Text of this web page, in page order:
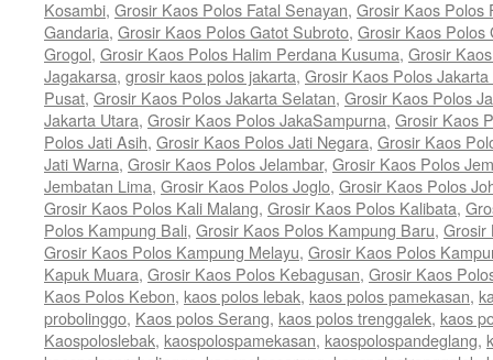
Kosambi, Grosir Kaos Polos Fatal Senayan, Grosir Kaos Polos
Gandaria, Grosir Kaos Polos Gatot Subroto, Grosir Kaos Polos
Grogol, Grosir Kaos Polos Halim Perdana Kusuma, Grosir
Jagakarsa, grosir kaos polos jakarta, Grosir Kaos Polos
Pusat, Grosir Kaos Polos Jakarta Selatan, Grosir Kaos Polos
Jakarta Utara, Grosir Kaos Polos JakaSampurna, Grosir Kaos
Polos Jati Asih, Grosir Kaos Polos Jati Negara, Grosir Kaos
Jati Warna, Grosir Kaos Polos Jelambar, Grosir Kaos Polos
Jembatan Lima, Grosir Kaos Polos Joglo, Grosir Kaos Polos
Grosir Kaos Polos Kali Malang, Grosir Kaos Polos Kalibata,
Polos Kampung Bali, Grosir Kaos Polos Kampung Baru, Grosir
Grosir Kaos Polos Kampung Melayu, Grosir Kaos Polos
Kapuk Muara, Grosir Kaos Polos Kebagusan, Grosir Kaos
Kaos Polos Kebon, kaos polos lebak, kaos polos pamekasan,
probolinggo, Kaos polos Serang, kaos polos trenggalek, kaos
Kaospoloslebak, kaospolospamekasan, kaospolospandeglang,